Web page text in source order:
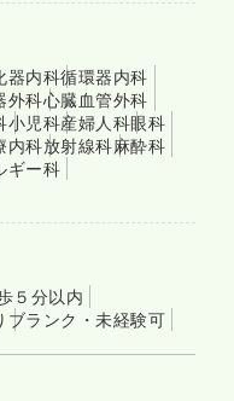
器内科循環器内科
外科心臓血管外科
小児科産婦人科眼科
内科放射線科麻酔科
ギー科
５分以内
ブランク・未経験可